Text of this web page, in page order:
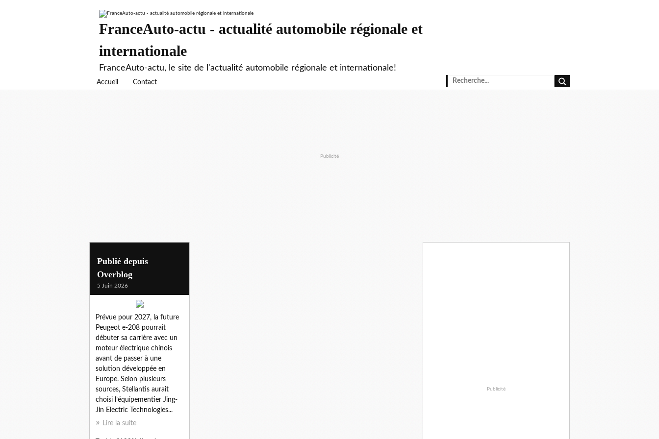
FranceAuto-actu - actualité automobile régionale et
internationale
FranceAuto-actu, le site de l'actualité automobile régionale et internationale!
Accueil Contact
Publicité
polygon
Publié depuis
Overblog
5 Juin 2026
Prévue pour 2027, la future
Peugeot e-208 pourrait
débuter sa carrière avec un
moteur électrique chinois
avant de passer à une
solution développée en
Europe. Selon plusieurs
sources, Stellantis aurait
choisi l’équipementier Jing-
Jin Electric Technologies...
Lire la suite
Publicité